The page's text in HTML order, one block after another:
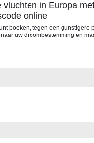
vluchten in Europa met
online
boeken, tegen een gunstigere
uw droombestemming en